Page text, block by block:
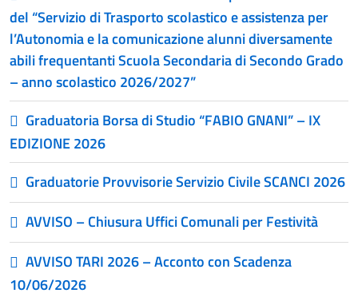
del “Servizio di Trasporto scolastico e assistenza per
l’Autonomia e la comunicazione alunni diversamente
abili frequentanti Scuola Secondaria di Secondo Grado
– anno scolastico 2026/2027”
Graduatoria Borsa di Studio “FABIO GNANI” – IX
EDIZIONE 2026
Graduatorie Provvisorie Servizio Civile SCANCI 2026
AVVISO – Chiusura Uffici Comunali per Festività
AVVISO TARI 2026 – Acconto con Scadenza
10/06/2026